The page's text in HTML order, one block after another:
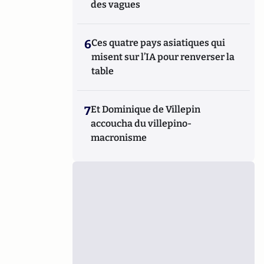
des vagues
6Ces quatre pays asiatiques qui
misent sur l’IA pour renverser la
table
7Et Dominique de Villepin
accoucha du villepino-
macronisme